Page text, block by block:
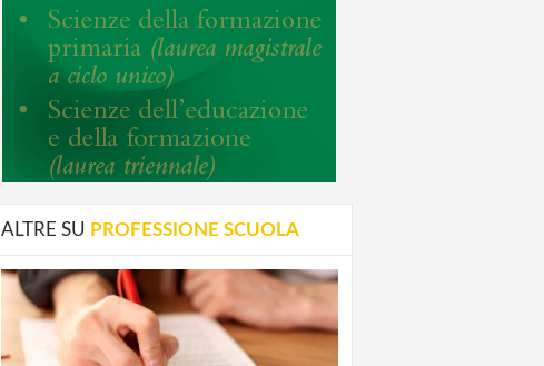
ALTRE SU PROFESSIONE SCUOLA